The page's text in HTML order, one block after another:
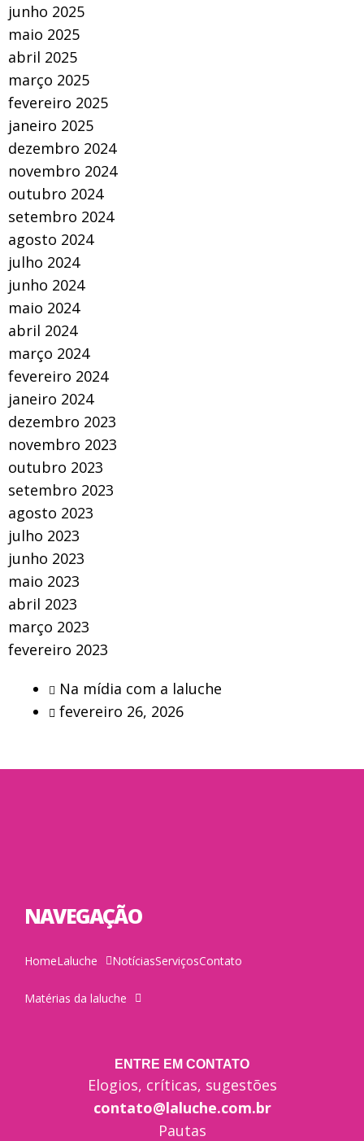
junho 2025
maio 2025
abril 2025
março 2025
fevereiro 2025
janeiro 2025
dezembro 2024
novembro 2024
outubro 2024
setembro 2024
agosto 2024
julho 2024
junho 2024
maio 2024
abril 2024
março 2024
fevereiro 2024
janeiro 2024
dezembro 2023
novembro 2023
outubro 2023
setembro 2023
agosto 2023
julho 2023
junho 2023
maio 2023
abril 2023
março 2023
fevereiro 2023
Na mídia com a laluche
fevereiro 26, 2026
NAVEGAÇÃO
HomeLaluche NotíciasServiçosContato
Matérias da laluche
ENTRE EM CONTATO
Elogios, críticas, sugestões
contato@laluche.com.br
Pautas